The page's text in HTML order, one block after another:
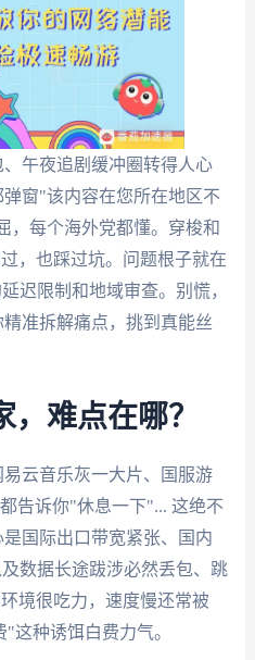
午夜追剧缓冲圈转得人心
窗"该内容在您所在地区不
，每个海外党都懂。穿梭和
，也踩过坑。问题根子就在
迟限制和地域审查。别慌，
准拆解痛点，挑到真能丝
难点在哪？
云音乐灰一大片、国服游
告诉你"休息一下"... 这绝不
国际出口带宽紧张、国内
数据长途跋涉必然丢包、跳
境很吃力，速度慢还常被
这种诱饵白费力气。